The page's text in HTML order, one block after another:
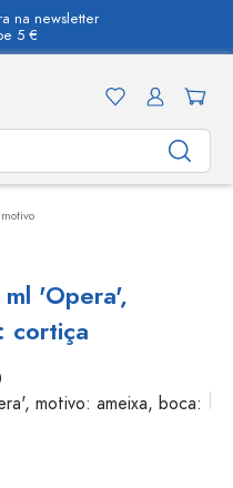
na newsletter
5 €
'Opera',
cortiça